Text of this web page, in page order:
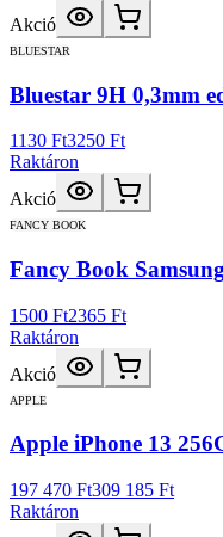
Akció
BLUESTAR
Bluestar 9H 0,3mm
1130 Ft3250 Ft
Raktáron
Akció
FANCY BOOK
Fancy Book
1500 Ft2365 Ft
Raktáron
Akció
APPLE
Apple iPhone 13
197 470 Ft309 185 Ft
Raktáron